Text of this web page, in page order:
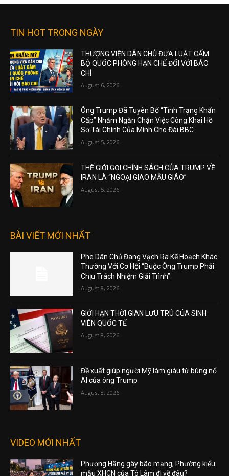
TIN HOT TRONG NGÀY
THƯỢNG VIỆN DÂN CHỦ ĐƯA LUẬT CẤM
BỘ QUỐC PHÒNG HẠN CHẾ ĐỐI VỚI BÁO
CHÍ
August 6, 2026
Ông Trump Đã Tuyên Bố “Tình Trạng Khẩn
Cấp” Nhằm Ngăn Chặn Việc Công Khai Hồ
Sơ Tài Chính Của Mình Cho Đài BBC
August 5, 2026
THẾ GIỚI GỌI CHÍNH SÁCH CỦA TRUMP VỀ
IRAN LÀ “NGOẠI GIAO MẪU GIÁO”
August 5, 2026
BÀI VIẾT MỚI NHẤT
Phe Dân Chủ Đang Vạch Ra Kế Hoạch Khác
Thường Với Cơ Hội “Buộc Ông Trump Phải
Chịu Trách Nhiệm Giải Trình”.
August 8, 2026
GIỚI HẠN THỜI GIAN LƯU TRÚ CỦA SINH
VIÊN QUỐC TẾ
August 8, 2026
Đề xuất giúp người Mỹ làm giàu từ bùng nổ
AI của ông Trump
August 8, 2026
VIDEO MỚI NHẤT
Phương Hằng gây bão mạng, Phường kiểu
mẫu XHCN của Tô Lâm đi về đâu?